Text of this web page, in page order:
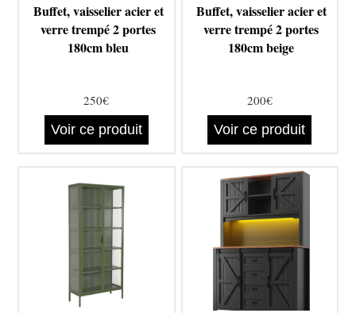
Buffet, vaisselier acier et
verre trempé 2 portes
180cm bleu
250€
Voir ce produit
Buffet, vaisselier acier et
verre trempé 2 portes
180cm beige
200€
Voir ce produit